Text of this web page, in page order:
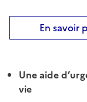
En savoir
Une aide
vie